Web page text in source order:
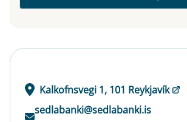
Kalkofnsvegi 1, 101 Reykjavík
sedlabanki@sedlabanki.is